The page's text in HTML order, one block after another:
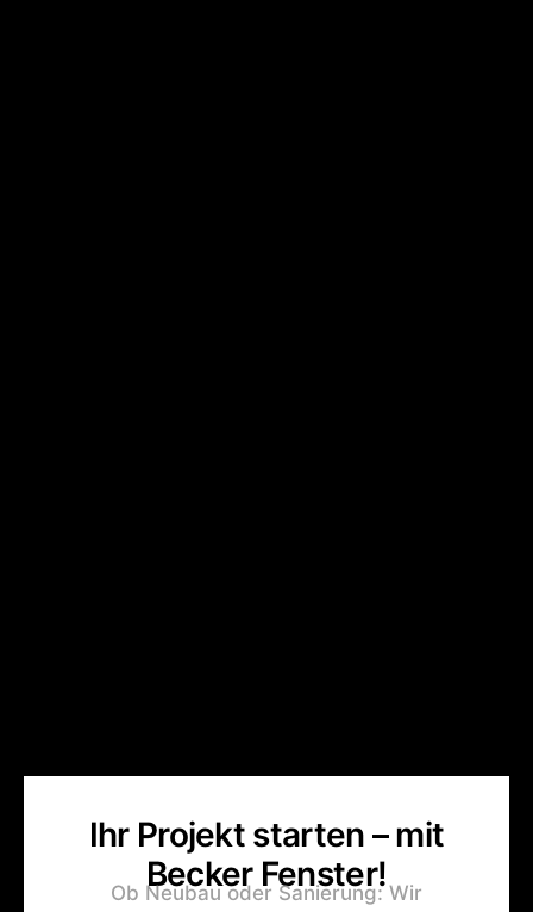
Ihr Projekt starten – mit
Becker Fenster!
Ob Neubau oder Sanierung: Wir